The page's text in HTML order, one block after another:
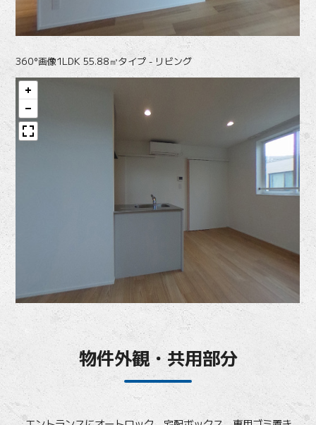
360°画像1LDK 55.88㎡タイプ - リビング
物件外観・共用部分